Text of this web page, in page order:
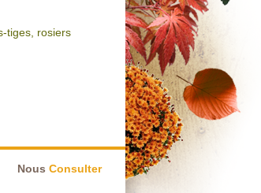
tiges, rosiers
Nous Consulter